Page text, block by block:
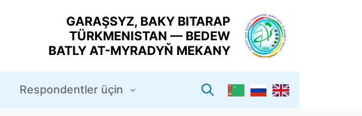
GARAŞSYZ, BAKY BITARAP
TÜRKMENISTAN — BEDEW
BATLY AT-MYRADYŇ MEKANY
Respondentler üçin